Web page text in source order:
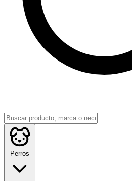
Perros